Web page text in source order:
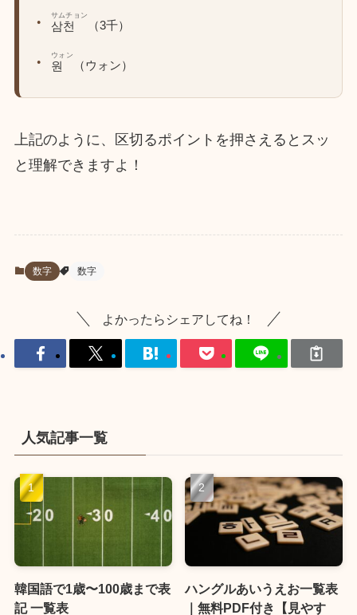
삼천
サムチョン
（3千）
원
ウォン
（ウォン）
上記のように、区切るポイントを押さえるとスッ
と理解できますよ！
数字 数字
よかったらシェアしてね！
人気記事一覧
韓国語で1歳〜100歳まで表
記 一覧表
ハングルあいうえお一覧表
｜無料PDF付き【見やす